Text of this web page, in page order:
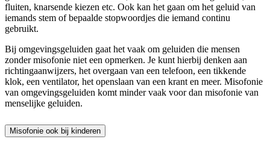
fluiten, knarsende kiezen etc. Ook kan het gaan om het geluid van
iemands stem of bepaalde stopwoordjes die iemand continu
gebruikt.
Bij omgevingsgeluiden gaat het vaak om geluiden die mensen
zonder misofonie niet een opmerken. Je kunt hierbij denken aan
richtingaanwijzers, het overgaan van een telefoon, een tikkende
klok, een ventilator, het openslaan van een krant en meer. Misofonie
van omgevingsgeluiden komt minder vaak voor dan misofonie van
menselijke geluiden.
Misofonie ook bij kinderen